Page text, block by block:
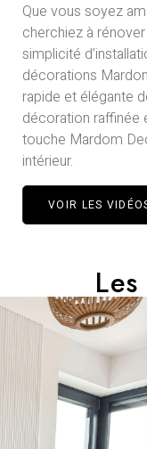
Que vous soyez
cherchiez à
simplicité
décorations
rapide et élégante
décoration raffinée
touche Mardom
intérieur.
VOIR LES